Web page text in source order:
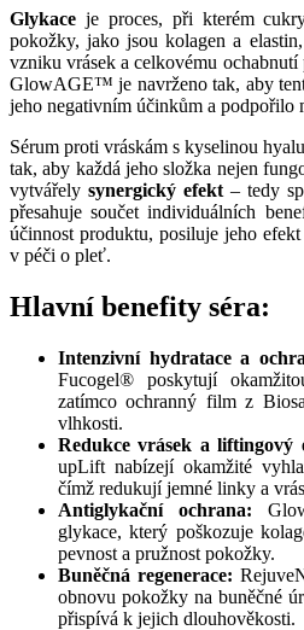
Glykace je proces, při kterém
pokožky, jako jsou kolagen a
vzniku vrásek a celkovému
GlowAGE™ je navrženo tak, aby
jeho negativním účinkům a podpořilo
Sérum proti vráskám s kyselinou
tak, aby každá jeho složka nejen
vytvářely synergický efekt – tedy
přesahuje součet individuálních
účinnost produktu, posiluje jeho
v péči o pleť.
Hlavní benefity séra:
Intenzivní hydratace a
Fucogel® poskytují
zatímco ochranný film z
vlhkosti.
Redukce vrásek a liftingový
upLift nabízejí okamžité
čímž redukují jemné linky a
Antiglykační ochrana:
glykace, který poškozuje
pevnost a pružnost pokožky.
Buněčná regenerace:
obnovu pokožky na buněčné
přispívá k jejich dlouhověkosti.